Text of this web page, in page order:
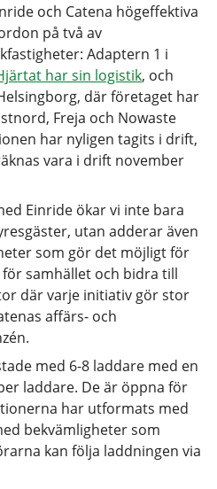
och Catena högeffektiva
på två av
Adaptern 1 i
har sin logistik, och
där företaget har
Freja och Nowaste
har nyligen tagits i drift,
vara i drift november
Einride ökar vi inte bara
utan adderar även
som gör det möjligt för
samhället och bidra till
där varje initiativ gör stor
affärs- och
med 6-8 laddare med en
laddare. De är öppna för
har utformats med
bekvämligheter som
kan följa laddningen via